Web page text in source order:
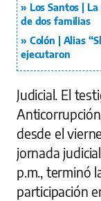
Los Santos |
de dos familias
Colón | Alias
ejecutaron
Judicial. El
desde el
jornada
p.m., terminó
participación